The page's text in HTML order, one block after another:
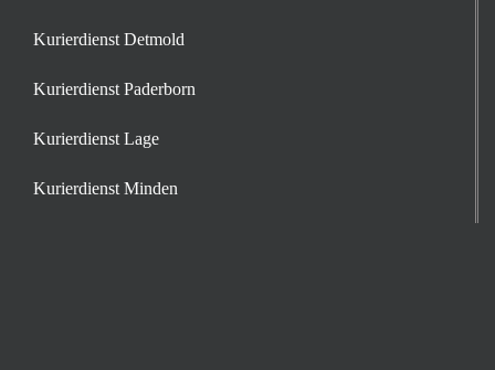
Kurierdienst Detmold
Kurierdienst Paderborn
Kurierdienst Lage
Kurierdienst Minden